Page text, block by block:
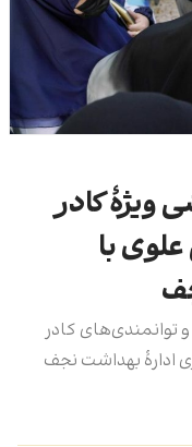
ویژۀ کادر
با
توانمندی‌های کادر
ادارۀ بهداشت نجف